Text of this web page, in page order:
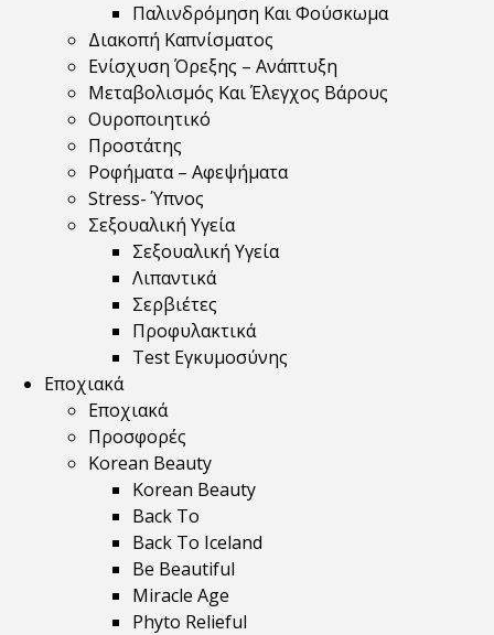
Παλινδρόμηση Και Φούσκωμα
Διακοπή Καπνίσματος
Ενίσχυση Όρεξης – Ανάπτυξη
Μεταβολισμός Και Έλεγχος Βάρους
Ουροποιητικό
Προστάτης
Ροφήματα – Αφεψήματα
Stress- Ύπνος
Σεξουαλική Υγεία
Σεξουαλική Υγεία
Λιπαντικά
Σερβιέτες
Προφυλακτικά
Test Εγκυμοσύνης
Εποχιακά
Εποχιακά
Προσφορές
Korean Beauty
Korean Beauty
Back To
Back To Iceland
Be Beautiful
Miracle Age
Phyto Relieful